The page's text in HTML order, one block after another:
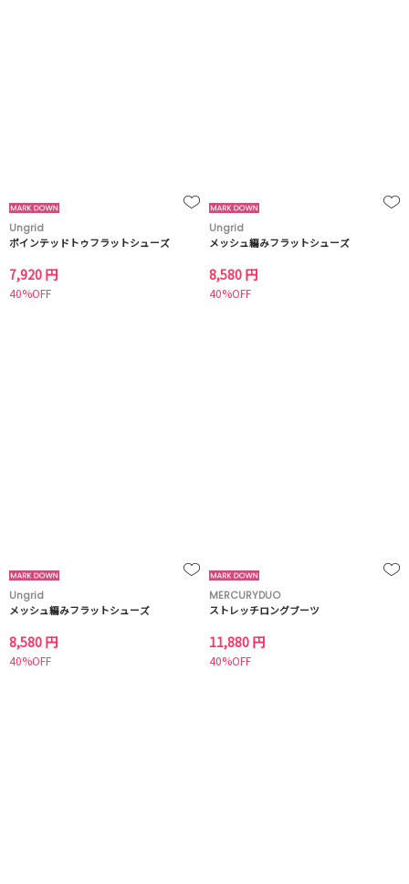
Ungrid
ポインテッドトゥフラットシューズ
7,920 円
40%OFF
Ungrid
メッシュ編みフラットシューズ
8,580 円
40%OFF
Ungrid
メッシュ編みフラットシューズ
8,580 円
40%OFF
MERCURYDUO
ストレッチロングブーツ
11,880 円
40%OFF